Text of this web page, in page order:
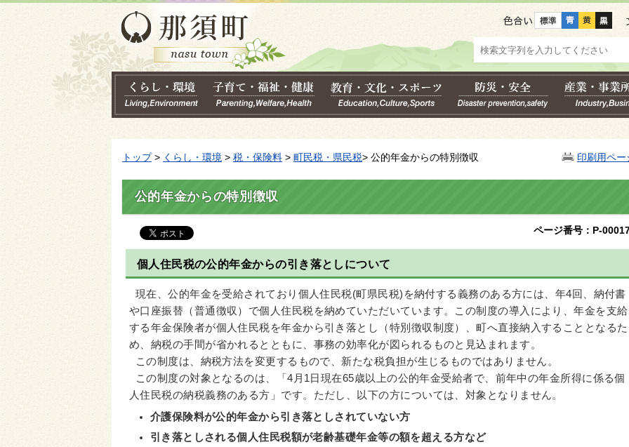
色合い
印刷用ペー
トップ> くらし・環境 > 税・保険料 > 町民税・県民税> 公的年金からの特別徴収
公的年金からの特別徴収
ページ番号：P-
個人住民税の公的年金からの引き落としについて
現在、公的年金を受給されており個人住民税(町県民税)を納付する義務のある方には、年4回、納付書
や口座振替（普通徴収）で個人住民税を納めていただいています。この制度の導入により、年金を支給
する年金保険者が個人住民税を年金から引き落とし（特別徴収制度）、町へ直接納入することとなるた
め、納税の手間が省かれるとともに、事務の効率化が図られるものと見込まれます。
この制度は、納税方法を変更するもので、新たな税負担が生じるものではありません。
この制度の対象となるのは、「4月1日現在65歳以上の公的年金受給者で、前年中の年金所得に係る個
人住民税の納税義務のある方」です。ただし、以下の方については、対象となりません。
介護保険料が公的年金から引き落としされていない方
引き落としされる個人住民税額が老齢基礎年金等の額を超える方など